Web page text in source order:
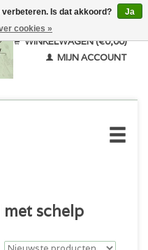
WINKELWAGEN (€0,00)
MIJN ACCOUNT
schelp
Is dat akkoord?
Ja
cookies »